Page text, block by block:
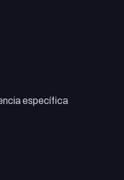
específica